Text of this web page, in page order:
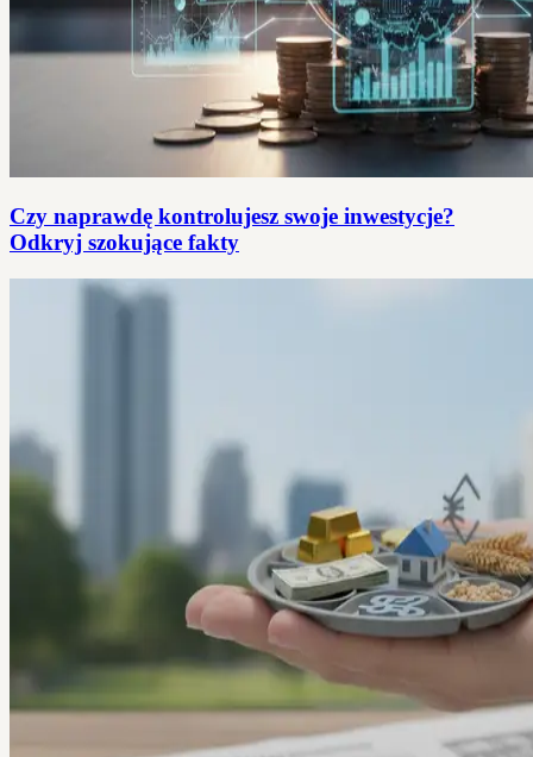
Czy naprawdę kontrolujesz swoje inwestycje?
Odkryj szokujące fakty